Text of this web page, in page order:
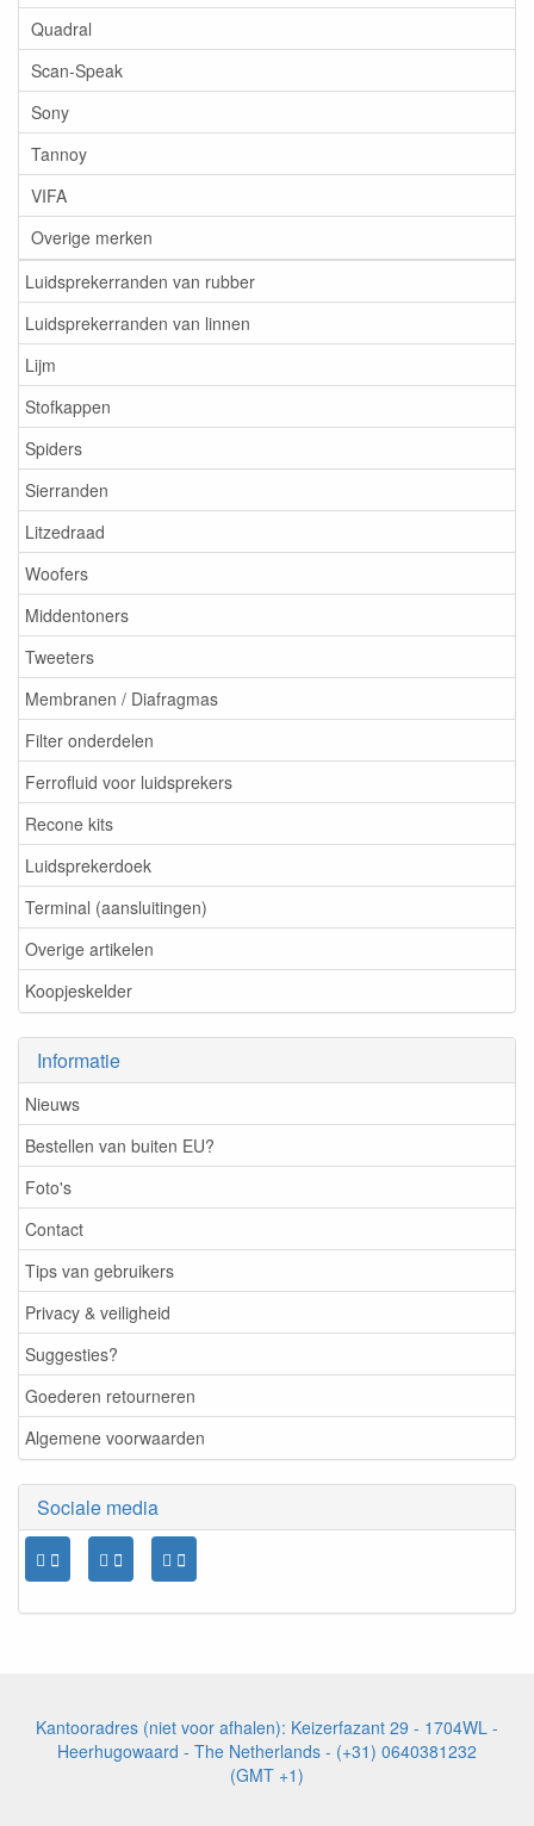
Quadral
Scan-Speak
Sony
Tannoy
VIFA
Overige merken
Luidsprekerranden van rubber
Luidsprekerranden van linnen
Lijm
Stofkappen
Spiders
Sierranden
Litzedraad
Woofers
Middentoners
Tweeters
Membranen / Diafragmas
Filter onderdelen
Ferrofluid voor luidsprekers
Recone kits
Luidsprekerdoek
Terminal (aansluitingen)
Overige artikelen
Koopjeskelder
Informatie
Nieuws
Bestellen van buiten EU?
Foto's
Contact
Tips van gebruikers
Privacy & veiligheid
Suggesties?
Goederen retourneren
Algemene voorwaarden
Sociale media
Kantooradres (niet voor afhalen): Keizerfazant 29 - 1704WL -
Heerhugowaard - The Netherlands - (+31) 0640381232
(GMT +1)